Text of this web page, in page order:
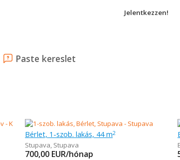
Jelentkezzen!
Paste kereslet
Bérlet, 1-szob. lakás, 44 m2
Stupava, Stupava
700,00 EUR/hónap